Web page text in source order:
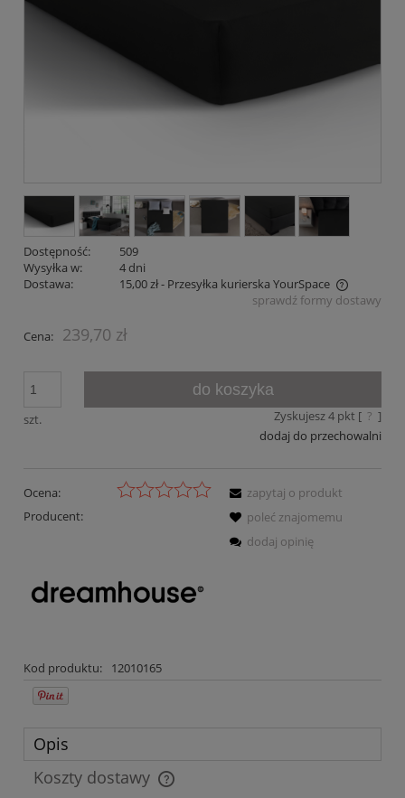
Dostępność:
509
Wysyłka w:
4 dni
Dostawa:
15,00 zł- Przesyłka kurierska YourSpace
Cena nie zawiera ewentualnych kosztów płatnościsprawdź formy dostawy
Cena: 239,70 zł
szt.
do koszyka
Zyskujesz4pkt [ ? ]
dodaj do przechowalni
Ocena:
Producent:
Kod produktu: 12010165
zapytaj o produkt
poleć znajomemu
dodaj opinię
Opis
Koszty dostawy
Cena nie zawiera ewentualnych kosztów płatności